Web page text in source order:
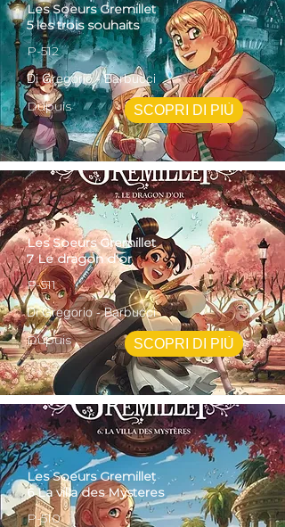
Les Soeurs Gremillet
5 les trois souhaits
P-512
Di Gregorio - Barbucci
Dupuis
SCOPRI DI PIÙ
Les Soeurs Gremillet
7 Le dragon d'or
P-511
Di Gregorio - Barbucci
Dupuis
SCOPRI DI PIÙ
Les Soeurs Gremillet
6 La villa des Mysteres
P-510